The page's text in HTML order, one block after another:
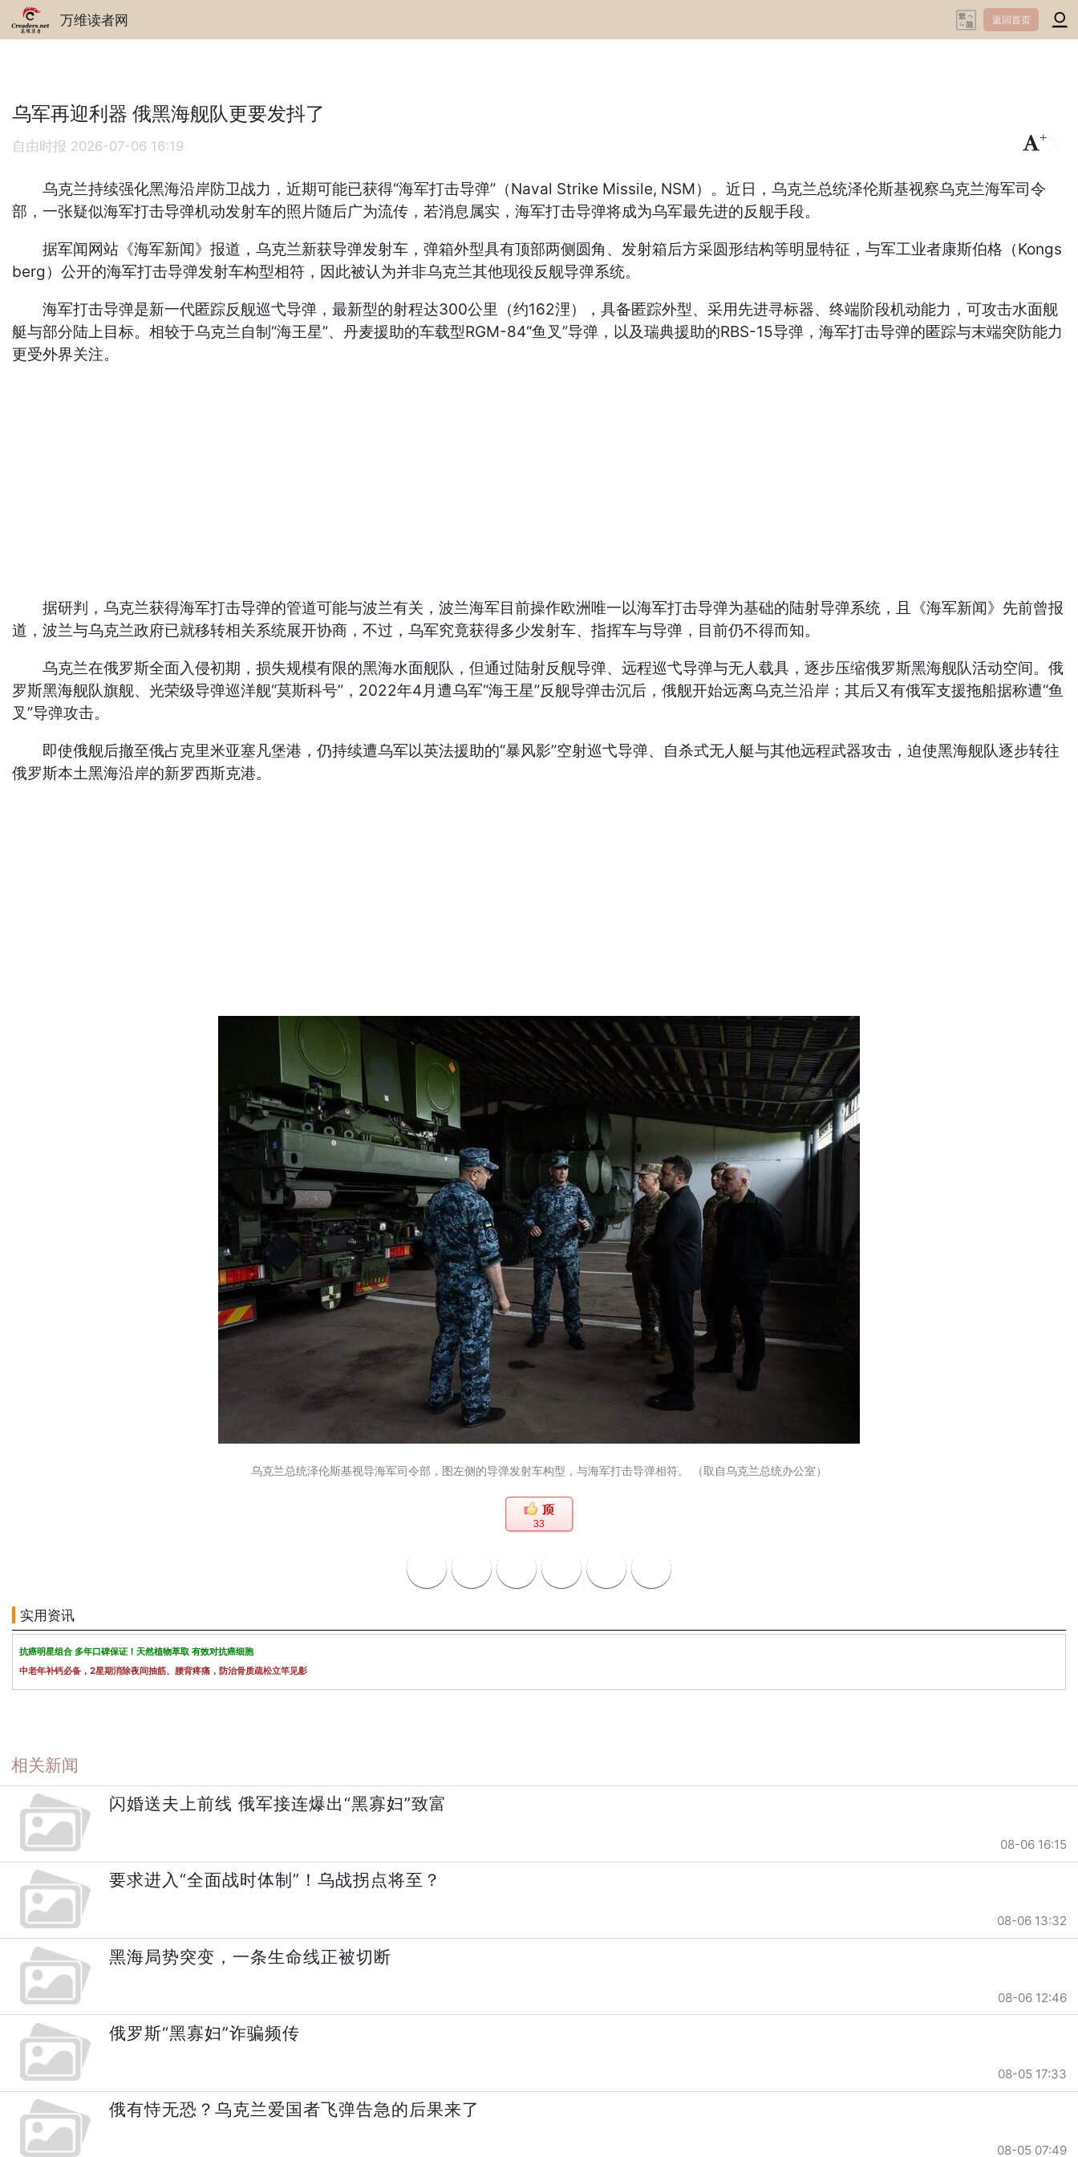
万维读者网 返回首页
乌军再迎利器 俄黑海舰队更要发抖了
自由时报 2026-07-06 16:19
+
乌克兰持续强化黑海沿岸防卫战力，近期可能已获得“海军打击导弹”（Naval Strike Missile, NSM）。近日，乌克兰总统泽伦斯基视察乌克兰海军司令
部，一张疑似海军打击导弹机动发射车的照片随后广为流传，若消息属实，海军打击导弹将成为乌军最先进的反舰手段。
据军闻网站《海军新闻》报道，乌克兰新获导弹发射车，弹箱外型具有顶部两侧圆角、发射箱后方采圆形结构等明显特征，与军工业者康斯伯格（Kongs
berg）公开的海军打击导弹发射车构型相符，因此被认为并非乌克兰其他现役反舰导弹系统。
海军打击导弹是新一代匿踪反舰巡弋导弹，最新型的射程达300公里（约162浬），具备匿踪外型、采用先进寻标器、终端阶段机动能力，可攻击水面舰
艇与部分陆上目标。相较于乌克兰自制“海王星”、丹麦援助的车载型RGM-84“鱼叉”导弹，以及瑞典援助的RBS-15导弹，海军打击导弹的匿踪与末端突防能力
更受外界关注。
据研判，乌克兰获得海军打击导弹的管道可能与波兰有关，波兰海军目前操作欧洲唯一以海军打击导弹为基础的陆射导弹系统，且《海军新闻》先前曾报
道，波兰与乌克兰政府已就移转相关系统展开协商，不过，乌军究竟获得多少发射车、指挥车与导弹，目前仍不得而知。
乌克兰在俄罗斯全面入侵初期，损失规模有限的黑海水面舰队，但通过陆射反舰导弹、远程巡弋导弹与无人载具，逐步压缩俄罗斯黑海舰队活动空间。俄
罗斯黑海舰队旗舰、光荣级导弹巡洋舰“莫斯科号”，2022年4月遭乌军“海王星”反舰导弹击沉后，俄舰开始远离乌克兰沿岸；其后又有俄军支援拖船据称遭“鱼
叉”导弹攻击。
即使俄舰后撤至俄占克里米亚塞凡堡港，仍持续遭乌军以英法援助的“暴风影”空射巡弋导弹、自杀式无人艇与其他远程武器攻击，迫使黑海舰队逐步转往
俄罗斯本土黑海沿岸的新罗西斯克港。
乌克兰总统泽伦斯基视导海军司令部，图左侧的导弹发射车构型，与海军打击导弹相符。 （取自乌克兰总统办公室）
33
实用资讯
抗癌明星组合 多年口碑保证！天然植物萃取 有效对抗癌细胞
中老年补钙必备，2星期消除夜间抽筋、腰背疼痛，防治骨质疏松立竿见影
相关新闻
闪婚送夫上前线 俄军接连爆出“黑寡妇”致富
08-06 16:15
要求进入“全面战时体制”！乌战拐点将至？
08-06 13:32
黑海局势突变，一条生命线正被切断
08-06 12:46
俄罗斯“黑寡妇”诈骗频传
08-05 17:33
俄有恃无恐？乌克兰爱国者飞弹告急的后果来了
08-05 07:49